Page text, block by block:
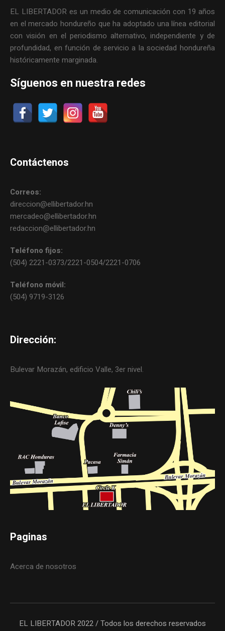
EL LIBERTADOR es un medio de comunicación con 19 años
en el mercado hondureño que ha adoptado una línea editorial
con visión en el periodismo alternativo, independiente y de
profundidad, en función de servicio a la sociedad hondureña
históricamente marginada.
Síguenos en nuestra redes
Contáctenos
Correos:
direccion@ellibertador.hn
mercadeo@ellibertador.hn
redaccion@ellibertador.hn
Teléfono fijos:
(504) 2221-0373/2221-0504/2221-0706
Teléfono móvil:
(504) 9719-3126
Dirección:
Bulevar Morazán, edificio Valle, 3er nivel.
Paginas
Acerca de nosotros
EL LIBERTADOR 2022 / Todos los derechos reservados